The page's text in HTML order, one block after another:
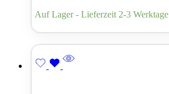
Auf Lager - Lieferzeit 2-3 Werktage